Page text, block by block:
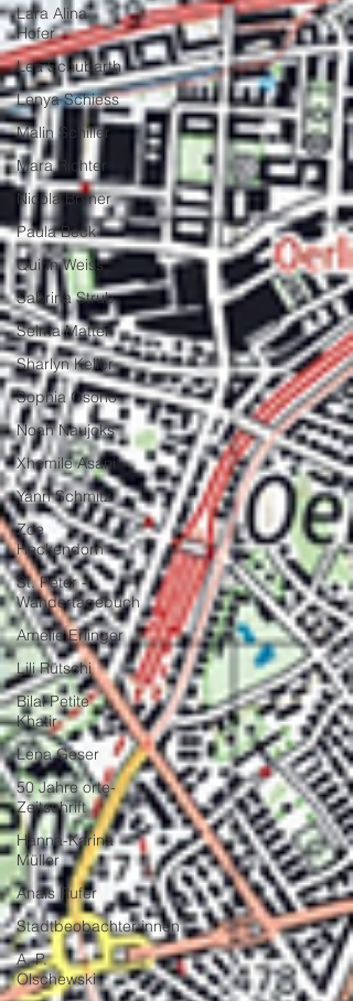
Lara Alina
Hofer
Lea Schubarth
Lenya Schiess
Malin Schiller
Mara Richter
Nicola Bryner
Paula Beck
Quinn Weiss
Sabrina Strub
Selma Matter
Sharlyn Keller
Sophia Osorio
Noah Naujoks
Xhemile Asani
Yann Schmitz
Zoe
Heckendorn
St. Peter -
Wandertagebuch
Amelie Erlinger
Lili Rütschi
Bilal Petite
Khatir
Lena Geser
50 Jahre orte-
Zeitschrift
Hanna-Karina
Müller
Anaïs Rufer
Stadtbeobachter:innen
A. P.
Olschewski